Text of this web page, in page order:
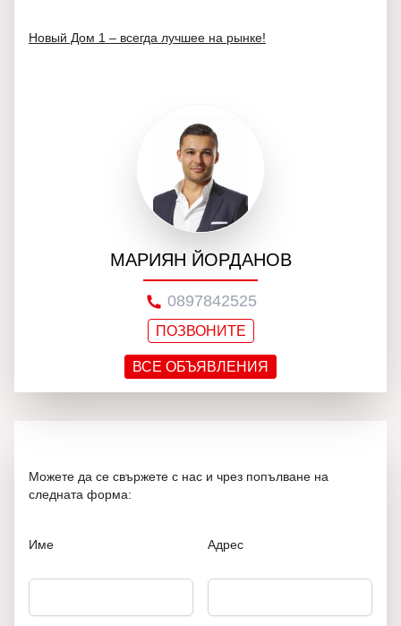
Новый Дом 1 – всегда лучшее на рынке!
МАРИЯН ЙОРДАНОВ
0897842525
ПОЗВОНИТЕ
ВСЕ ОБЪЯВЛЕНИЯ
Можете да се свържете с нас и чрез попълване на
следната форма:
Име Адрес